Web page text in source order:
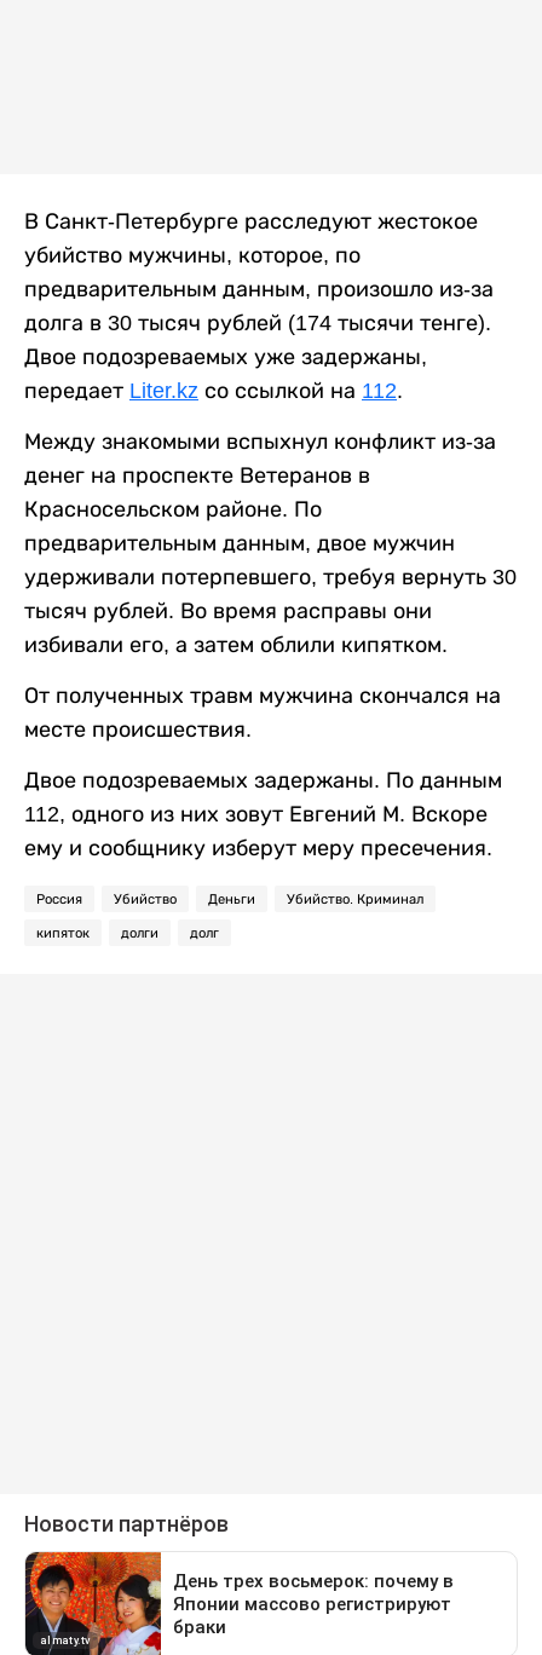
В Санкт-Петербурге расследуют жестокое
убийство мужчины, которое, по
предварительным данным, произошло из-за
долга в 30 тысяч рублей (174 тысячи тенге).
Двое подозреваемых уже задержаны,
передает Liter.kz со ссылкой на 112.
Между знакомыми вспыхнул конфликт из-за
денег на проспекте Ветеранов в
Красносельском районе. По
предварительным данным, двое мужчин
удерживали потерпевшего, требуя вернуть 30
тысяч рублей. Во время расправы они
избивали его, а затем облили кипятком.
От полученных травм мужчина скончался на
месте происшествия.
Двое подозреваемых задержаны. По данным
112, одного из них зовут Евгений М. Вскоре
ему и сообщнику изберут меру пресечения.
Россия Убийство Деньги Убийство. Криминал
кипяток долги долг